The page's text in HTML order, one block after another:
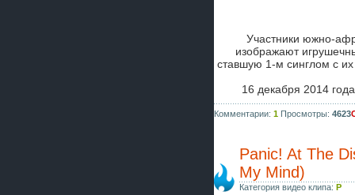
Участники южно-
изображают
ставшую 1-м синглом с
16 декабря 2014
Комментарии: 1 Просмотры: 4623
Panic! At The
My Mind)
Категория видео клипа: P